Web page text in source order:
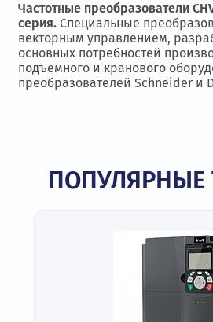
Частотные преобразователи
серия. Специальные
векторным управлением,
основных потребностей
подъемного и кранового
преобразователей Schneider и
ПОПУЛЯРНЫЕ